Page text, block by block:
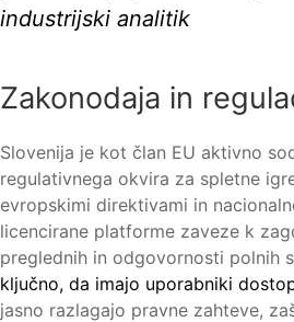
industrijski analitik
Zakonodaja in
Slovenija je kot član EU aktivno
regulativnega okvira za spletne
evropskimi direktivami in
licencirane platforme zaveze k
preglednih in odgovornosti polnih
ključno, da imajo uporabniki
jasno razlagajo pravne zahteve,